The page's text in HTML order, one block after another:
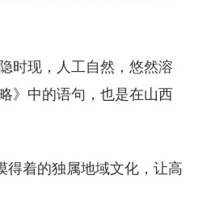
时现，人工自然，悠然溶
》中的语句，也是在山西
得着的独属地域文化，让高